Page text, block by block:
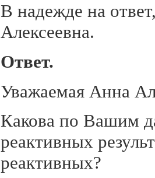
В надежде на
Алексеевна.
Ответ.
Уважаемая Анна
Какова по Вашим
реактивных
реактивных?